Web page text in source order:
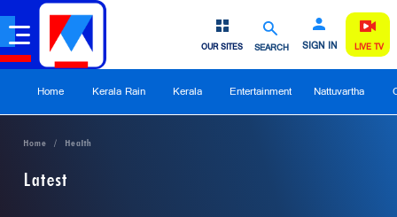
SEARCH SIGN IN
OUR SITES LIVE TV
Home Kerala Rain Kerala Entertainment Nattuvartha
Home Health
Latest